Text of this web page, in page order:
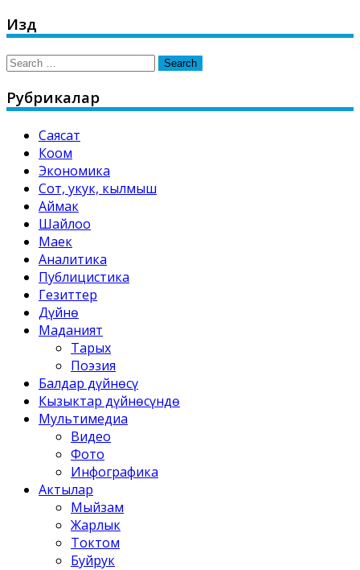
Издөө
Search
Рубрикалар
Саясат
Коом
Экономика
Сот, укук, кылмыш
Аймак
Шайлоо
Маек
Аналитика
Публицистика
Гезиттер
Дүйнө
Маданият
Тарых
Поэзия
Балдар дүйнөсү
Кызыктар дүйнөсүндө
Мультимедиа
Видео
Фото
Инфографика
Актылар
Мыйзам
Жарлык
Токтом
Буйрук